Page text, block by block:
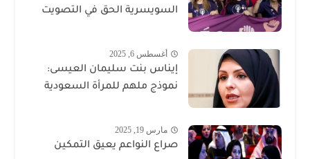
السويسرية الحق في التصويت
أغسطس 6, 2025
إيناس بنت سليمان العيسى:
نموذج ملهم للمرأة السعودية
مارس 19, 2025
صراع النواعم يعيق التمكين